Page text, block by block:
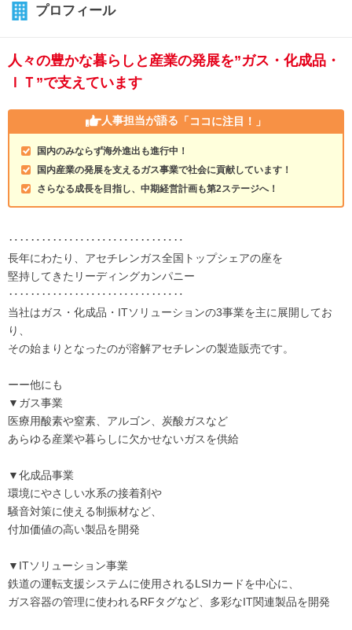
プロフィール
人々の豊かな暮らしと産業の発展を”ガス・化成品・
ＩＴ”で支えています
人事担当が語る 「ココに注目！」
国内のみならず海外進出も進行中！
国内産業の発展を支えるガス事業で社会に貢献しています！
さらなる成長を目指し、中期経営計画も第2ステージへ！
‥‥‥‥‥‥‥‥‥‥‥‥‥‥‥‥
長年にわたり、アセチレンガス全国トップシェアの座を
堅持してきたリーディングカンパニー
‥‥‥‥‥‥‥‥‥‥‥‥‥‥‥‥
当社はガス・化成品・ITソリューションの3事業を主に展開してお
り、
その始まりとなったのが溶解アセチレンの製造販売です。
ーー他にも
▼ガス事業
医療用酸素や窒素、アルゴン、炭酸ガスなど
あらゆる産業や暮らしに欠かせないガスを供給
▼化成品事業
環境にやさしい水系の接着剤や
騒音対策に使える制振材など、
付加価値の高い製品を開発
▼ITソリューション事業
鉄道の運転支援システムに使用されるLSIカードを中心に、
ガス容器の管理に使われるRFタグなど、多彩なIT関連製品を開発